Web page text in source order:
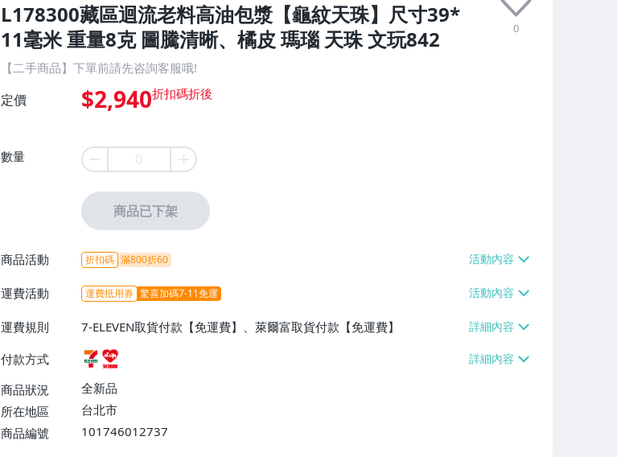
L178300藏區迴流老料高油包漿【龜紋天珠】尺寸39*
11毫米 重量8克 圖騰清晰、橘皮 瑪瑙 天珠 文玩842
0
【二手商品】下單前請先咨詢客服哦!
定價 $2,940
數量
商品已下架
商品活動 折扣碼 滿800折60
運費活動 運費抵用券 驚喜加碼7-11免運
運費規則
7-ELEVEN取貨付款【免運費】、萊爾富取貨付款【免運費】
付款方式
商品狀況
全新品
所在地區
台北市
商品編號
101746012737